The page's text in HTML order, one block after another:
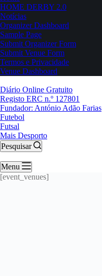
HOME DERBY 2.0
Notícias
Organizer Dashboard
Sample Page
Submit Organizer Form
Submit Venue Form
Termos e Privacidade
Venue Dashboard
Diário Online Gratuito
Registo ERC n.º 127801
Fundador: António Adão Farias
Futebol
Futsal
Mais Desporto
Pesquisar
Menu
[event_venues]